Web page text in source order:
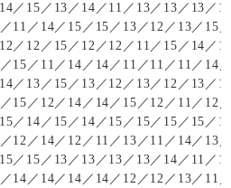
／15／13／14／11／13／13／13／
11／14／15／15／13／12／13／15
／12／15／12／12／11／15／14／
15／11／14／14／11／11／11／14
／13／15／13／12／13／12／13／
15／12／14／14／15／12／11／12
／14／15／14／15／15／15／15／
12／14／12／11／13／11／14／13
／15／13／13／13／13／14／11／
14／14／14／14／12／12／13／11